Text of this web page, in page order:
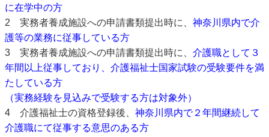
に在学中の方
2 実務者養成施設への申請書類提出時に、 神奈川県内で介
護等の業務に従事している方
3 実務者養成施設への申請書類提出時に、 介護職として３
年間以上従事しており、介護福祉士国家試験の受験要件を満
たしている方
（実務経験を見込みで受験する方は対象外）
4 介護福祉士の資格登録後、 神奈川県内で２年間継続して
介護職にて従事する意思のある方